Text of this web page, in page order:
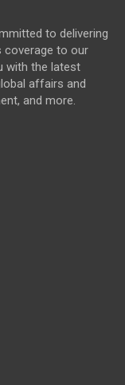
to delivering
coverage to our
with the latest
affairs and
and more.